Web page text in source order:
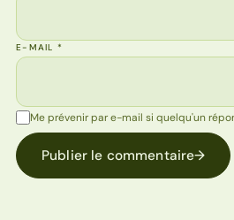
E-MAIL*
Me prévenir par e-mail si quelqu'un
Publier le commentaire→